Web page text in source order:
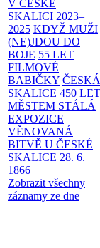
V ČESKÉ
SKALICI 2023–
2025 KDYŽ MUŽI
(NE)JDOU DO
BOJE 55 LET
FILMOVÉ
BABIČKY ČESKÁ
SKALICE 450 LET
MĚSTEM STÁLÁ
EXPOZICE
VĚNOVANÁ
BITVĚ U ČESKÉ
SKALICE 28. 6.
1866
Zobrazit všechny
záznamy ze dne